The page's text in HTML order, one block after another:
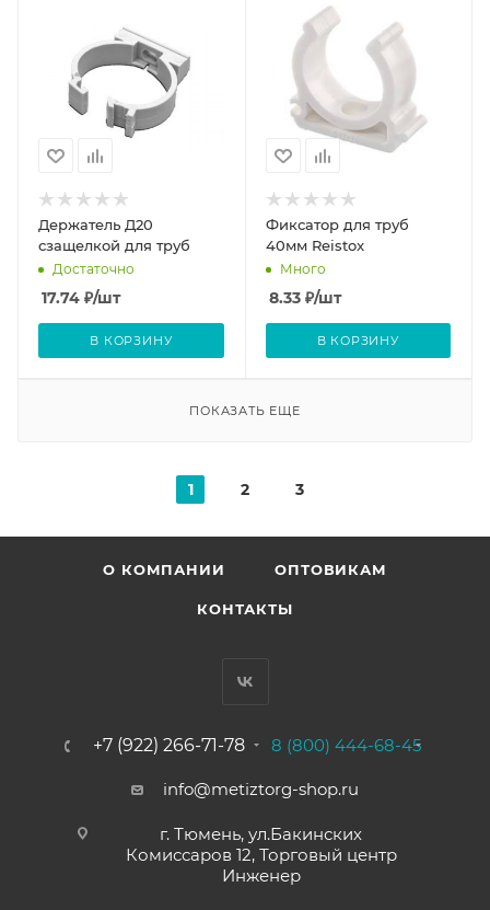
Держатель Д20
сзащелкой для труб
Достаточно
17.74 ₽/шт
В КОРЗИНУ
Фиксатор для труб
40мм Reistox
Много
8.33₽/шт
В КОРЗИНУ
ПОКАЗАТЬ ЕЩЕ
1 2 3
О КОМПАНИИ ОПТОВИКАМ
КОНТАКТЫ
+7 (922) 266-71-78 8 (800) 444-68-45
info@metiztorg-shop.ru
г. Тюмень, ул.Бакинских
Комиссаров 12, Торговый центр
Инженер